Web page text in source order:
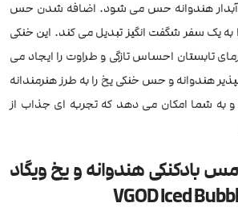
آبدار هندوانه حس می شود. اضافه شدن حس
به یک سفر شگفت انگیز تبدیل می کند. این خنکی
تابستان احساس تازگی و طراوت را ایجاد می
هندوانه و حس خنکی یخ را به طرز هنرمندانه
و به شما امکان می دهد که تجربه ای جذاب از
بادکنکی هندوانه و یخ ویگاد
VGOD Iced